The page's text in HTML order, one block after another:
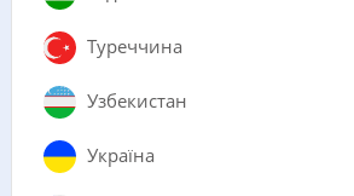
Туреччина
Узбекистан
Україна